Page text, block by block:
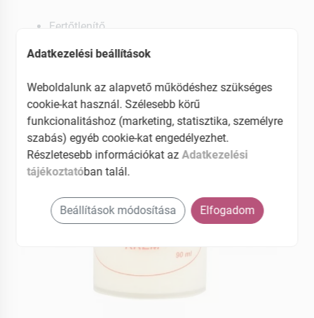
Fertőtlenítő
Adatkezelési beállítások
Weboldalunk az alapvető működéshez szükséges
cookie-kat használ. Szélesebb körű
funkcionalitáshoz (marketing, statisztika, személyre
szabás) egyéb cookie-kat engedélyezhet.
Részletesebb információkat az Adatkezelési
tájékoztatóban talál.
Beállítások módosítása Elfogadom